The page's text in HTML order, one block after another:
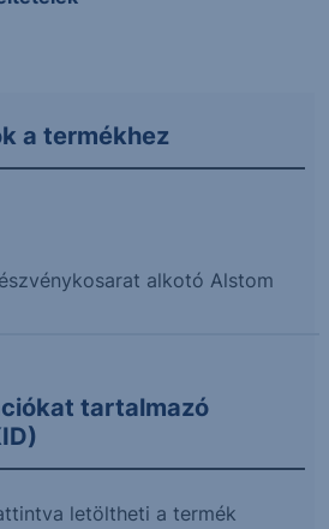
a termékhez
alkotó Alstom
tartalmazó
letöltheti a termék